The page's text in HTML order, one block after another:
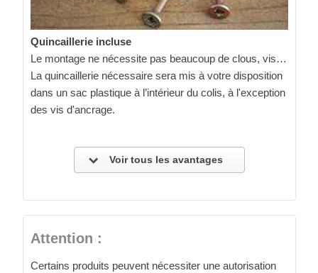
Quincaillerie incluse
Le montage ne nécessite pas beaucoup de clous, vis…
La quincaillerie nécessaire sera mis à votre disposition
dans un sac plastique à l’intérieur du colis, à l'exception
des vis d'ancrage.
Voir tous les avantages
Attention :
Certains produits peuvent nécessiter une autorisation